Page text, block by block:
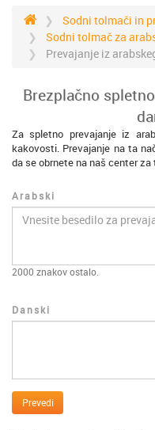
Sodni tolmači in
Sodni tolmač za
Prevajanje iz
Brezplačno
Za spletno prevajanje iz
kakovosti. Prevajanje na ta
da se obrnete na naš center
Arabski
2000 znakov ostalo.
Danski
Prevedi